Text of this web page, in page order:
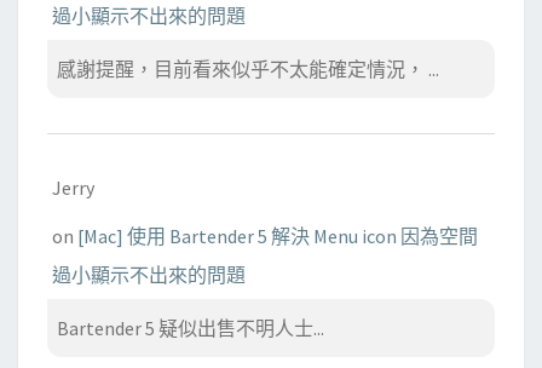
過小顯示不出來的問題
感謝提醒，目前看來似乎不太能確定情況， ...
Jerry
on [Mac] 使用 Bartender 5 解決 Menu icon 因為空間
過小顯示不出來的問題
Bartender 5 疑似出售不明人士...